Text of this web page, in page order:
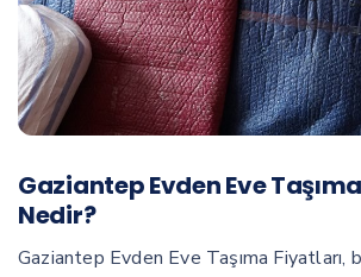
Gaziantep Evden Eve
Nedir?
Gaziantep Evden Eve Taşıma Fiyatları,